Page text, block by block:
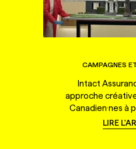
CAMPAGNES
Intact
approche
Canadien·nes à
LIRE